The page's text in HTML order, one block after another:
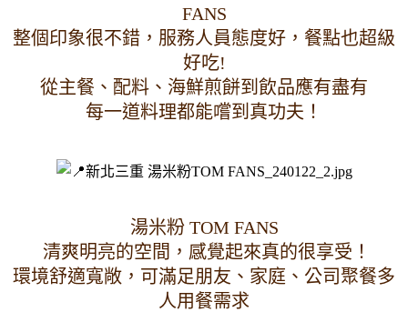
FANS
整個印象很不錯，服務人員態度好，餐點也超級
好吃!
從主餐、配料、海鮮煎餅到飲品應有盡有
每一道料理都能嚐到真功夫！
湯米粉 TOM FANS
清爽明亮的空間，感覺起來真的很享受！
環境舒適寬敞，可滿足朋友、家庭、公司聚餐多
人用餐需求